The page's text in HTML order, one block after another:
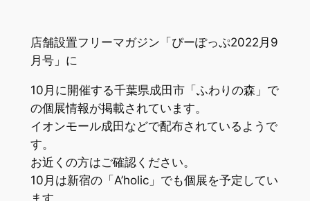
店舗設置フリーマガジン「ぴーぽっぷ2022月9
月号」に
10月に開催する千葉県成田市「ふわりの森」で
の個展情報が掲載されています。
イオンモール成田などで配布されているようで
す。
お近くの方はご確認ください。
10月は新宿の「A’holic」でも個展を予定してい
ます。